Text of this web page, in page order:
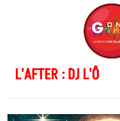
L'AFTER : DJ L'Ô